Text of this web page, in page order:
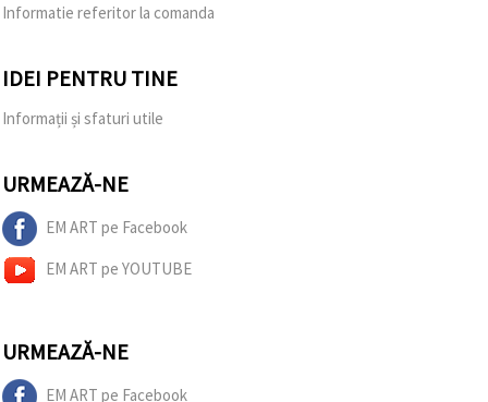
Informatie referitor la comanda
IDEI PENTRU TINE
Informații și sfaturi utile
URMEAZĂ-NE
EM ART pe Facebook
EM ART pe YOUTUBE
URMEAZĂ-NE
EM ART pe Facebook